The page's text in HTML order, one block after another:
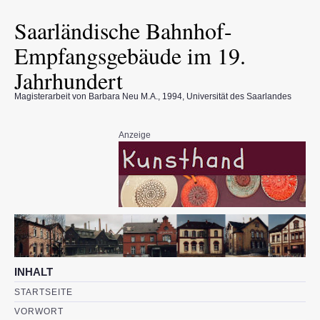
Saarländische Bahnhof-
Empfangsgebäude im 19.
Jahrhundert
Magisterarbeit von Barbara Neu M.A., 1994, Universität des Saarlandes
Anzeige
INHALT
STARTSEITE
VORWORT